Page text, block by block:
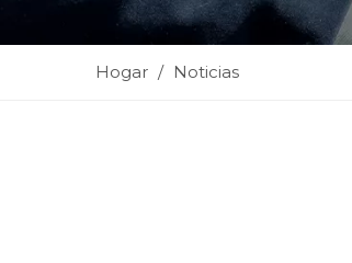
Hogar / Noticias